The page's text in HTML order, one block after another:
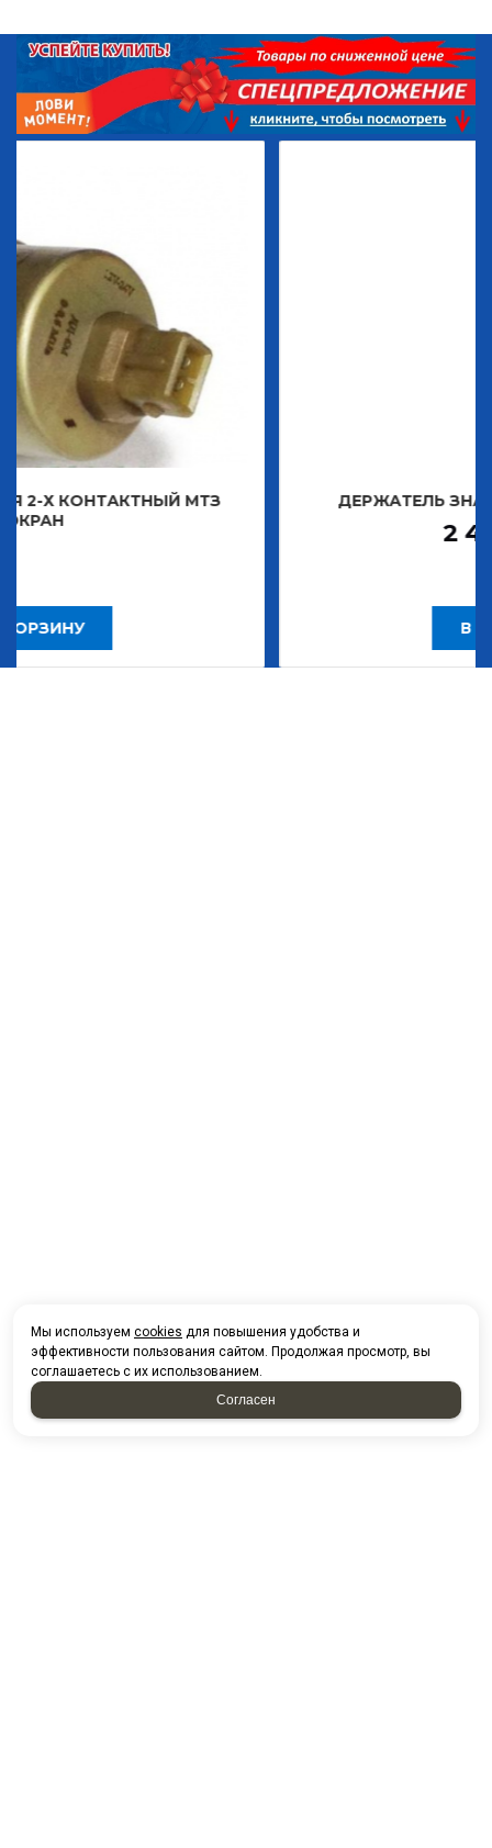
МТЗ ДЕРЖАТЕЛЬ ЗНАКА
Мы используем cookies для повышения удобства и
эффективности пользования сайтом. Продолжая просмотр, вы
соглашаетесь с их использованием.
Согласен